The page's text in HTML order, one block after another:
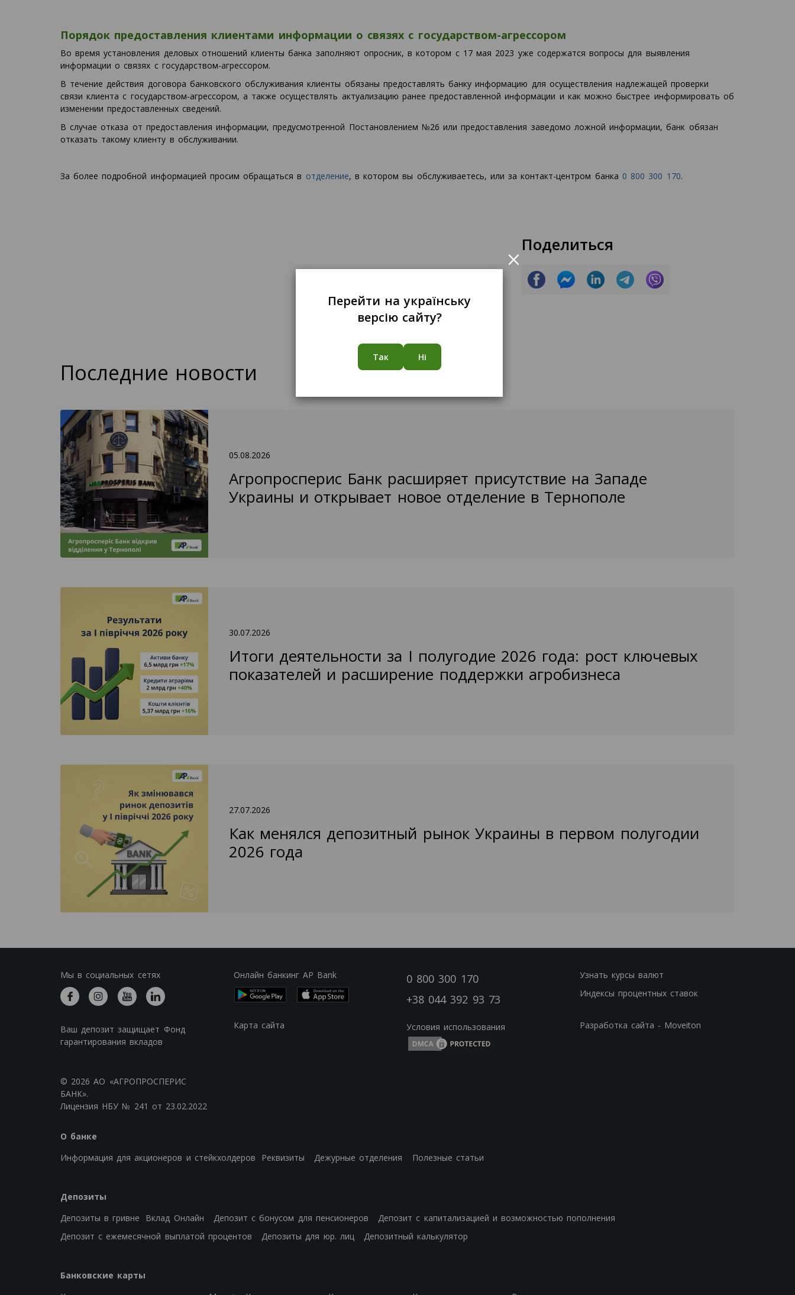
Порядок предоставления клиентами информации о связях с государством-агрессором
Во время установления деловых отношений клиенты банка заполняют опросник, в котором с 17 мая 2023 уже содержатся вопросы для выявления
информации о связях с государством-агрессором.
В течение действия договора банковского обслуживания клиенты обязаны предоставлять банку информацию для осуществления надлежащей проверки
связи клиента с государством-агрессором, а также осуществлять актуализацию ранее предоставленной информации и как можно быстрее информировать об
изменении предоставленных сведений.
В случае отказа от предоставления информации, предусмотренной Постановлением №26 или предоставления заведомо ложной информации, банк обязан
отказать такому клиенту в обслуживании.
За более подробной информацией просим обращаться в отделение, в котором вы обслуживаетесь, или за контакт-центром банка 0 800 300 170.
Поделиться
Последние новости
05.08.2026
Агропросперис Банк расширяет присутствие на Западе
Украины и открывает новое отделение в Тернополе
30.07.2026
Итоги деятельности за I полугодие 2026 года: рост ключевых
показателей и расширение поддержки агробизнеса
27.07.2026
Как менялся депозитный рынок Украины в первом полугодии
2026 года
0 800 300 170
+38 044 392 93 73
Условия использования
Узнать курсы валют
Индексы процентных ставок
Разработка сайта - Moveiton
Онлайн банкинг AP Bank
Карта сайта
Мы в социальных сетях
Ваш депозит защищает Фонд
гарантирования вкладов
© 2026 АО «АГРОПРОСПЕРИС
БАНК».
Лицензия НБУ № 241 от 23.02.2022
О банке
Информация для акционеров и стейкхолдеров
Реквизиты Дежурные отделения Полезные статьи
Депозиты
Депозиты в гривне
Вклад Онлайн Депозит с бонусом для пенсионеров
Депозит с капитализацией и возможностью пополнения
Депозит с ежемесячной выплатой процентов
Депозиты для юр. лиц Депозитный калькулятор
Банковские карты
×
Перейти на українську
версію сайту?
Так Ні